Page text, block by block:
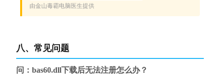
八、常见问题
问：bas60.dll下载后无法注册怎么办？